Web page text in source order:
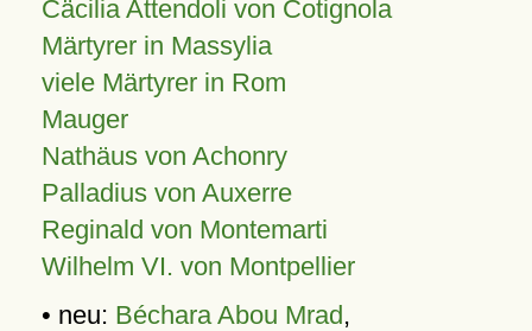
Cäcilia Attendoli von Cotignola
Märtyrer in Massylia
viele Märtyrer in Rom
Mauger
Nathäus von Achonry
Palladius von Auxerre
Reginald von Montemarti
Wilhelm VI. von Montpellier
• neu: Béchara Abou Mrad,